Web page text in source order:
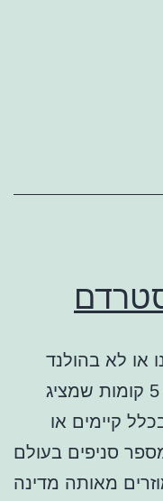
או לא בהולנד
הוא מוזיאון מגניב ויוצא דופן בן 5 קומות שמציג
קיימים או
סניפים בעולם
מאותה מדינה